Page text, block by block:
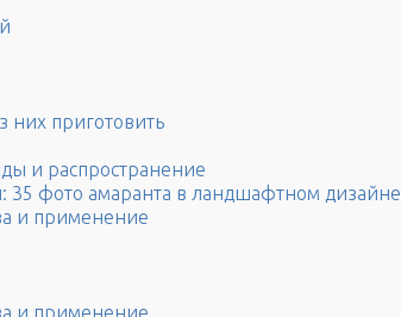
них приготовить
и распространение
фото амаранта в ландшафтном дизайне
и применение
и применение